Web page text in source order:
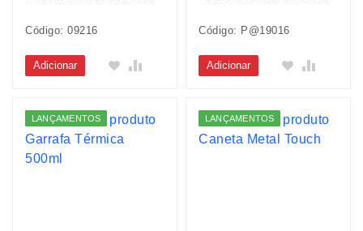
Código: 09216
Adicionar
Código: P@19016
Adicionar
LANÇAMENTOS LANÇAMENTOS